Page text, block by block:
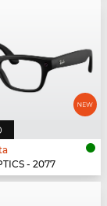
- 2077